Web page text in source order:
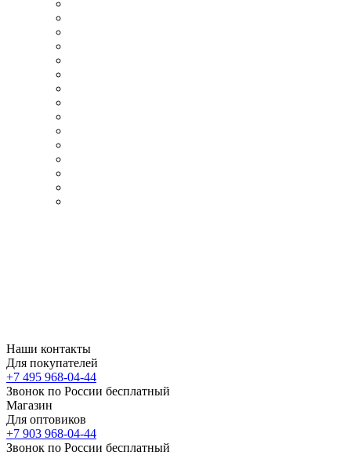
Наши контакты
Для покупателей
+7 495 968-04-44
Звонок по России бесплатный
Магазин
Для оптовиков
+7 903 968-04-44
Звонок по России бесплатный